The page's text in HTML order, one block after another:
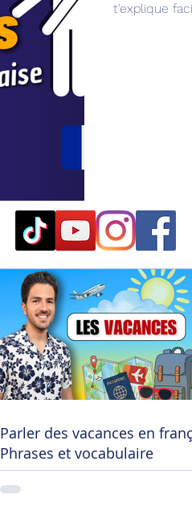
t'explique
Parler des vacances en
Phrases et vocabulaire